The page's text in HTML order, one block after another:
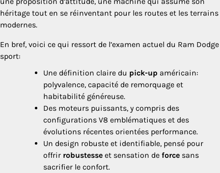
héritage tout en se réinventant pour les routes et les terrains
modernes.
En bref, voici ce qui ressort de l’examen actuel du Ram Dodge
sport:
Une définition claire du pick-up américain:
polyvalence, capacité de remorquage et
habitabilité généreuse.
Des moteurs puissants, y compris des
configurations V8 emblématiques et des
évolutions récentes orientées performance.
Un design robuste et identifiable, pensé pour
offrir robustesse et sensation de force sans
sacrifier le confort.